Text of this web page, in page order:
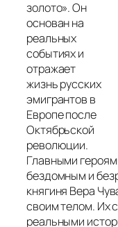
золото». Он
основан на
реальных
событиях и
отражает
жизнь русских
эмигрантов в
Европе после
Октябрьской
революции.
Главными
бездомным и
княгиня Вера
своим телом. Их
реальными